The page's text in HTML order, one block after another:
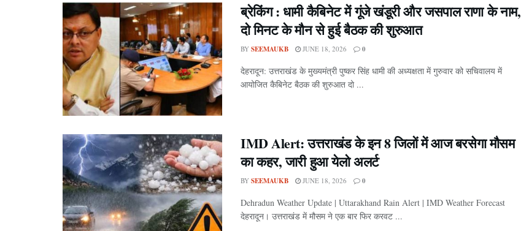
ब्रेकिंग : धामी कैबिनेट में गूंजे खंडूरी और जसपाल राणा के नाम,
दो मिनट के मौन से हुई बैठक की शुरुआत
BY SEEMAUKB JUNE 18, 2026 0
देहरादून: उत्तराखंड के मुख्यमंत्री पुष्कर सिंह धामी की अध्यक्षता में गुरुवार को सचिवालय में
आयोजित कैबिनेट बैठक की शुरुआत दो ...
IMD Alert: उत्तराखंड के इन 8 जिलों में आज बरसेगा मौसम
का कहर, जारी हुआ येलो अलर्ट
BY SEEMAUKB JUNE 18, 2026 0
Dehradun Weather Update | Uttarakhand Rain Alert | IMD Weather Forecast
देहरादून। उत्तराखंड में मौसम ने एक बार फिर करवट ...